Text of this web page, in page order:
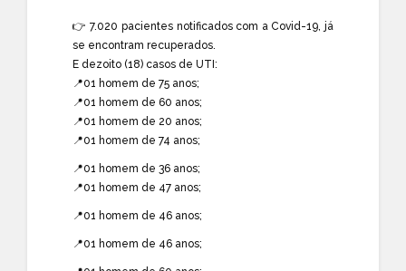
👉 7.020 pacientes notificados com a Covid-19, já
se encontram recuperados.
E dezoito (18) casos de UTI:
📍01 homem de 75 anos;
📍01 homem de 60 anos;
📍01 homem de 20 anos;
📍01 homem de 74 anos;
📍01 homem de 36 anos;
📍01 homem de 47 anos;
📍01 homem de 46 anos;
📍01 homem de 46 anos;